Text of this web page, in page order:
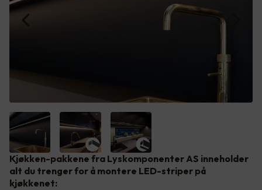
Kjøkken-pakkene fra Lyskomponenter AS inneholder
alt du trenger for å montere LED-striper på
kjøkkenet: